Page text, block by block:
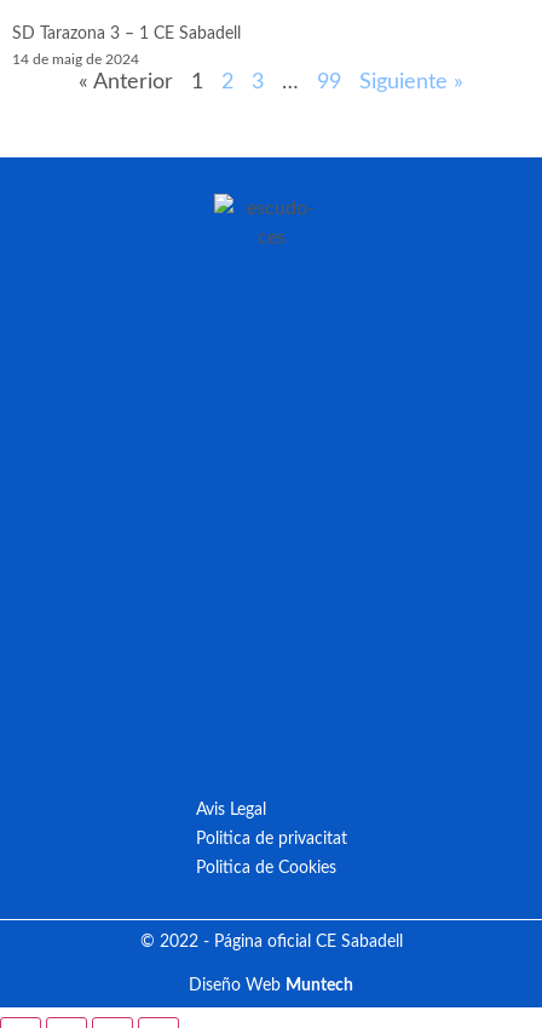
SD Tarazona 3 – 1 CE Sabadell
14 de maig de 2024
« Anterior 1 2 3 … 99 Siguiente »
Avis Legal
Politica de privacitat
Politica de Cookies
© 2022 - Página oficial CE Sabadell
Diseño Web Muntech